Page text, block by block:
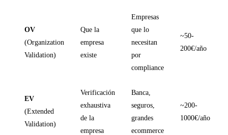
OV
(Organization
Validation)
Que la
empresa
existe
Empresas
que lo
necesitan
por
compliance
~50-
200€/año
EV
(Extended
Validation)
Verificación
exhaustiva
de la
empresa
Banca,
seguros,
grandes
ecommerce
~200-
1000€/año